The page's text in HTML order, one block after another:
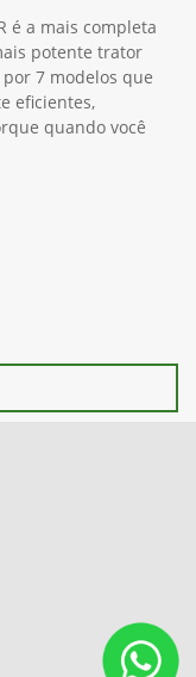
é a mais completa
potente trator
7 modelos que
eficientes,
quando você